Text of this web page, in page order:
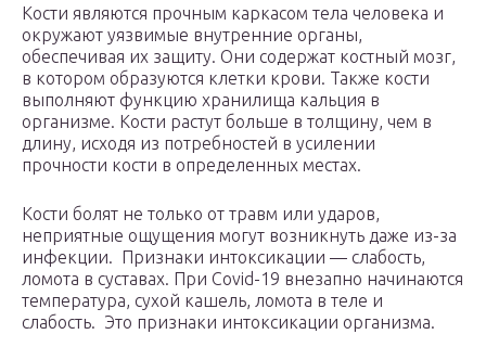
Кости являются прочным каркасом тела человека и
окружают уязвимые внутренние органы,
обеспечивая их защиту. Они содержат костный мозг,
в котором образуются клетки крови. Также кости
выполняют функцию хранилища кальция в
организме. Кости растут больше в толщину, чем в
длину, исходя из потребностей в усилении
прочности кости в определенных местах.
Кости болят не только от травм или ударов,
неприятные ощущения могут возникнуть даже из-за
инфекции. Признаки интоксикации — слабость,
ломота в суставах. При Covid-19 внезапно начинаются
температура, сухой кашель, ломота в теле и
слабость. Это признаки интоксикации организма.